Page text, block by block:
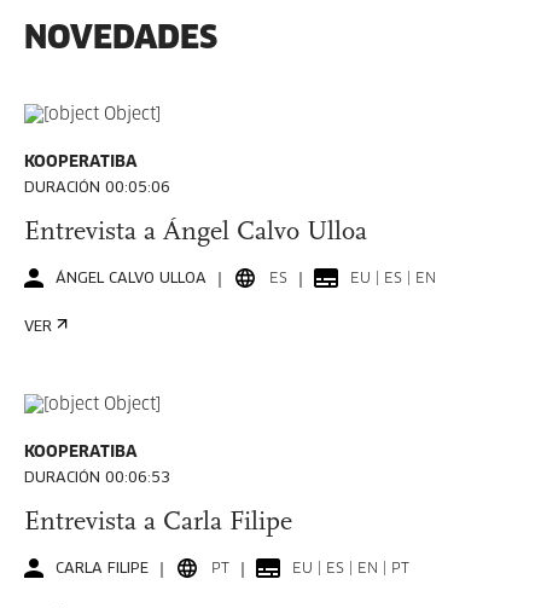
NOVEDADES
KOOPERATIBA
DURACIÓN 00:05:06
Entrevista a Ángel Calvo Ulloa
ÁNGEL CALVO ULLOA ES EU | ES | EN
VER
KOOPERATIBA
DURACIÓN 00:06:53
Entrevista a Carla Filipe
CARLA FILIPE PT EU | ES | EN | PT